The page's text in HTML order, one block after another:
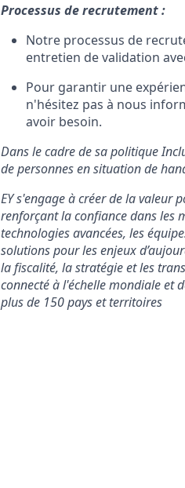
Processus de recrutement :
Notre processus de
entretien de validation
Pour garantir une
n'hésitez pas à nous
avoir besoin.
Dans le cadre de sa politique
de personnes en situation de
EY s'engage à créer de la valeur
renforçant la confiance dans les
technologies avancées, les
solutions pour les enjeux
la fiscalité, la stratégie et les
connecté à l'échelle mondiale et
plus de 150 pays et territoires